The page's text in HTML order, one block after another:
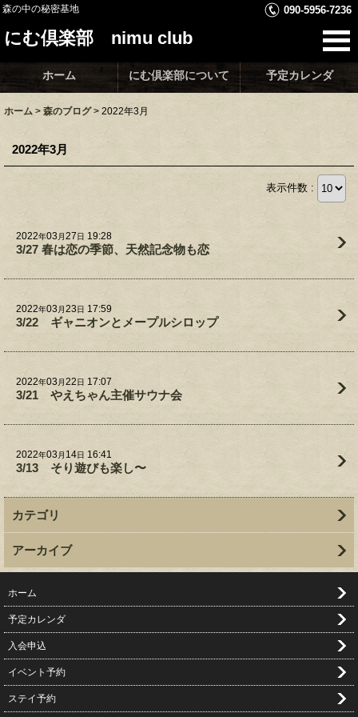
森の中の秘密基地 090-5956-7236
にむ倶楽部 nimu club
ホーム にむ倶楽部について 予定カレンダ
ホーム > 森のブログ > 2022年3月
2022年3月
表示件数 :
2022年03 月27日 19:28
3/27 春は恋の季節、天然記念物も恋
2022年03 月23日 17:59
3/22 ギャニオンとメープルシロップ
2022年03月22日 17:07
3/21 やえちゃん主催サウナ会
2022年03 月 14日 16:41
3/13 そり遊びも楽し〜
カテゴリ
アーカイブ
ホーム
予定カレンダ
入会申込
イベント予約
ステイ予約